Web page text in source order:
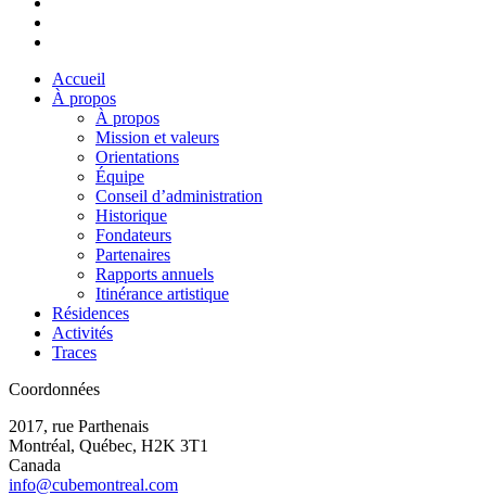
Accueil
À propos
À propos
Mission et valeurs
Orientations
Équipe
Conseil d’administration
Historique
Fondateurs
Partenaires
Rapports annuels
Itinérance artistique
Résidences
Activités
Traces
Coordonnées
2017, rue Parthenais
Montréal, Québec, H2K 3T1
Canada
info@cubemontreal.com